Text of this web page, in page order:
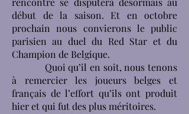
début de la saison. Et en octobre
prochain nous convierons le public
parisien au duel du Red Star et du
Champion de Belgique.
Quoi qu’il en soit, nous tenons
à remercier les joueurs belges et
français de l’effort qu’ils ont produit
hier et qui fut des plus méritoires.